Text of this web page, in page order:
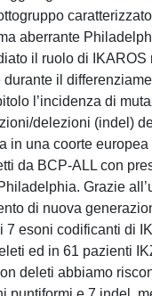
aberrante
il ruolo di IKAROS
durante il
l’incidenza di
delezioni (indel)
in una coorte
da BCP-ALL con
Grazie
di nuova
7 esoni codificanti di
ed in 61 pazienti
deleti abbiamo